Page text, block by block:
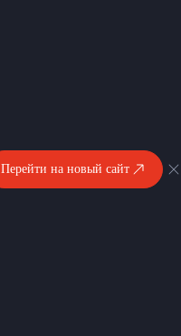
Перейти на новый сайт